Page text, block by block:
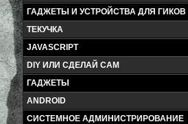
ГАДЖЕТЫ И УСТРОЙСТВА ДЛЯ ГИКОВ
ТЕКУЧКА
JAVASCRIPT
DIY ИЛИ СДЕЛАЙ САМ
ГАДЖЕТЫ
ANDROID
СИСТЕМНОЕ АДМИНИСТРИРОВАНИЕ